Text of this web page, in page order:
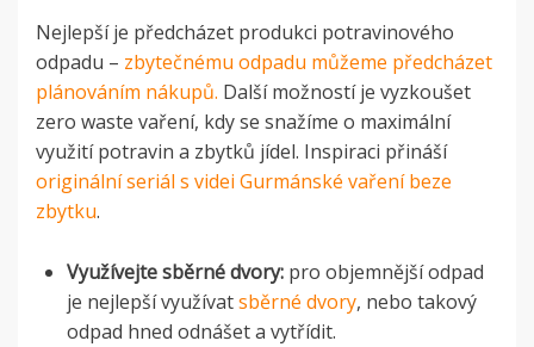
Nejlepší je předcházet produkci potravinového
odpadu – zbytečnému odpadu můžeme předcházet
plánováním nákupů. Další možností je vyzkoušet
zero waste vaření, kdy se snažíme o maximální
využití potravin a zbytků jídel. Inspiraci přináší
originální seriál s videi Gurmánské vaření beze
zbytku.
Využívejte sběrné dvory: pro objemnější odpad
je nejlepší využívatsběrné dvory, nebo takový
odpad hned odnášet a vytřídit.